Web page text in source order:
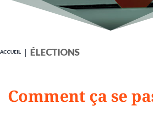
ACCUEIL ÉLECTIONS
Comment ça se